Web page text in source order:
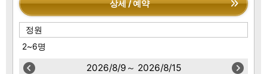
상세 / 예약
정원
2~6명
2026/8/9～ 2026/8/15